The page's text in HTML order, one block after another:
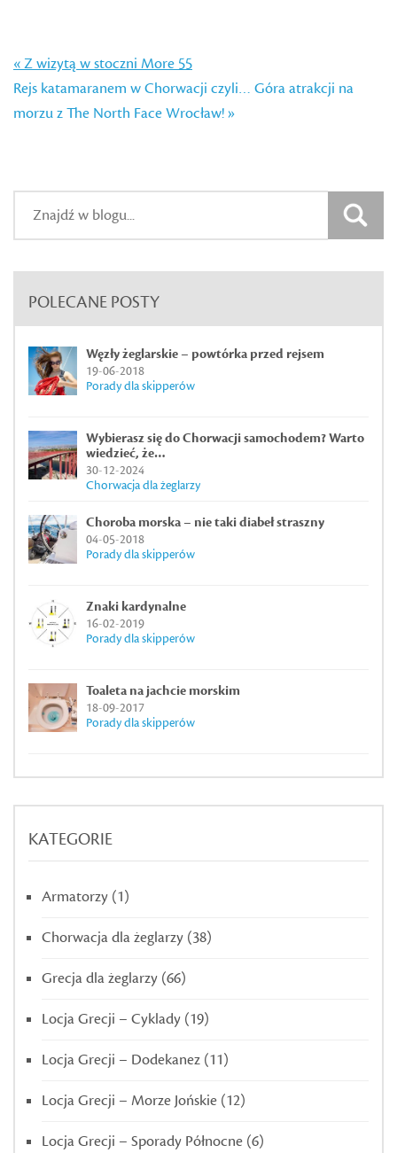
« Z wizytą w stoczni More 55
Rejs katamaranem w Chorwacji czyli… Góra atrakcji na
morzu z The North Face Wrocław! »
POLECANE POSTY
Węzły żeglarskie – powtórka przed rejsem
19-06-2018
Porady dla skipperów
Wybierasz się do Chorwacji samochodem? Warto
wiedzieć, że…
30-12-2024
Chorwacja dla żeglarzy
Choroba morska – nie taki diabeł straszny
04-05-2018
Porady dla skipperów
Znaki kardynalne
16-02-2019
Porady dla skipperów
Toaleta na jachcie morskim
18-09-2017
Porady dla skipperów
KATEGORIE
Armatorzy (1)
Chorwacja dla żeglarzy (38)
Grecja dla żeglarzy (66)
Locja Grecji – Cyklady (19)
Locja Grecji – Dodekanez (11)
Locja Grecji – Morze Jońskie (12)
Locja Grecji – Sporady Północne (6)